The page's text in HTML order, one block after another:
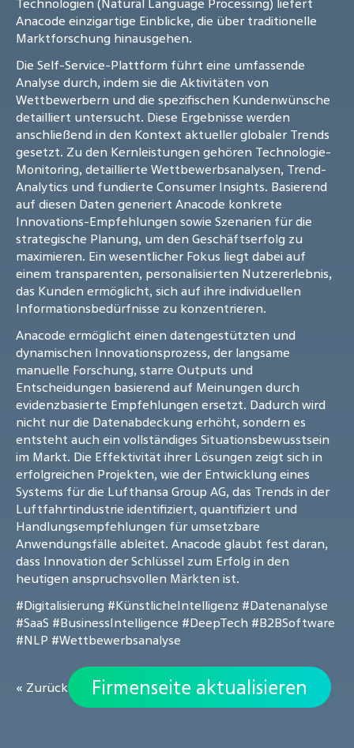
Technologien (Natural Language Processing) liefert
Anacode einzigartige Einblicke, die über traditionelle
Marktforschung hinausgehen.
Die Self-Service-Plattform führt eine umfassende
Analyse durch, indem sie die Aktivitäten von
Wettbewerbern und die spezifischen Kundenwünsche
detailliert untersucht. Diese Ergebnisse werden
anschließend in den Kontext aktueller globaler Trends
gesetzt. Zu den Kernleistungen gehören Technologie-
Monitoring, detaillierte Wettbewerbsanalysen, Trend-
Analytics und fundierte Consumer Insights. Basierend
auf diesen Daten generiert Anacode konkrete
Innovations-Empfehlungen sowie Szenarien für die
strategische Planung, um den Geschäftserfolg zu
maximieren. Ein wesentlicher Fokus liegt dabei auf
einem transparenten, personalisierten Nutzererlebnis,
das Kunden ermöglicht, sich auf ihre individuellen
Informationsbedürfnisse zu konzentrieren.
Anacode ermöglicht einen datengestützten und
dynamischen Innovationsprozess, der langsame
manuelle Forschung, starre Outputs und
Entscheidungen basierend auf Meinungen durch
evidenzbasierte Empfehlungen ersetzt. Dadurch wird
nicht nur die Datenabdeckung erhöht, sondern es
entsteht auch ein vollständiges Situationsbewusstsein
im Markt. Die Effektivität ihrer Lösungen zeigt sich in
erfolgreichen Projekten, wie der Entwicklung eines
Systems für die Lufthansa Group AG, das Trends in der
Luftfahrtindustrie identifiziert, quantifiziert und
Handlungsempfehlungen für umsetzbare
Anwendungsfälle ableitet. Anacode glaubt fest daran,
dass Innovation der Schlüssel zum Erfolg in den
heutigen anspruchsvollen Märkten ist.
#Digitalisierung #KünstlicheIntelligenz #Datenanalyse
#SaaS #BusinessIntelligence #DeepTech #B2BSoftware
#NLP #Wettbewerbsanalyse
« Zurück Firmenseite aktualisieren